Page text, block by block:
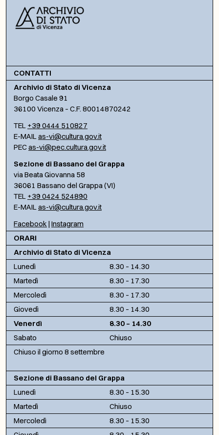
CONTATTI
Archivio di Stato di Vicenza
Borgo Casale 91
36100 Vicenza – C.F. 80014870242
TEL +39 0444 510827
E-MAILas-vi@cultura.gov.it
PECas-vi@pec.cultura.gov.it
Sezione di Bassano del Grappa
via Beata Giovanna 58
36061 Bassano del Grappa (VI)
TEL +39 0424 524890
E-MAILas-vi@cultura.gov.it
Facebook | Instagram
ORARI
Archivio di Stato di Vicenza
Lunedì
8.30 – 14.30
Martedì
8.30 – 17.30
Mercoledì
8.30 – 17.30
Giovedì
8.30 – 14.30
Venerdì
8.30 – 14.30
Sabato
Chiuso
Chiuso il giorno 8 settembre
Sezione di Bassano del Grappa
Lunedì
8.30 – 15.30
Martedì
Chiuso
Mercoledì
8.30 – 15.30